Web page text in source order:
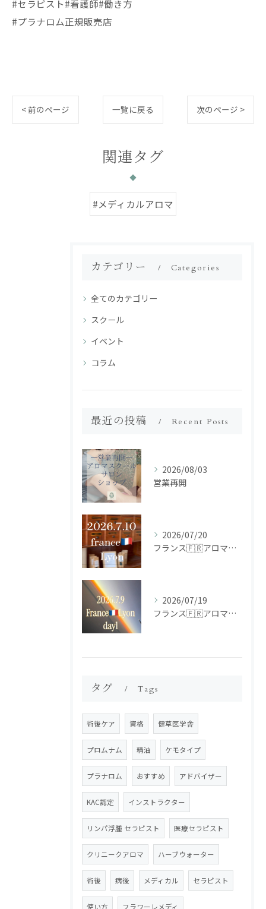
#セラピスト#看護師#働き方
#プラナロム正規販売店
< 前のページ 一覧に戻る 次のページ >
関連タグ
#メディカルアロマ
カテゴリー Categories
全てのカテゴリー
スクール
イベント
コラム
最近の投稿 Recent Posts
2026/08/03
営業再開
2026/07/20
フランス🇫🇷アロマ研修ツアー𝗱𝗮𝘆𝟮
2026/07/19
フランス🇫🇷アロマ研修ツアー𝗱𝗮𝘆𝟭
タグ Tags
術後ケア 資格 健草医学舎
プロムナム 精油 ケモタイプ
プラナロム おすすめ アドバイザー
KAC認定 インストラクター
リンパ浮腫 セラピスト 医療セラピスト
クリニークアロマ ハーブウォーター
術後 病後 メディカル セラピスト
使い方 フラワーレメディ